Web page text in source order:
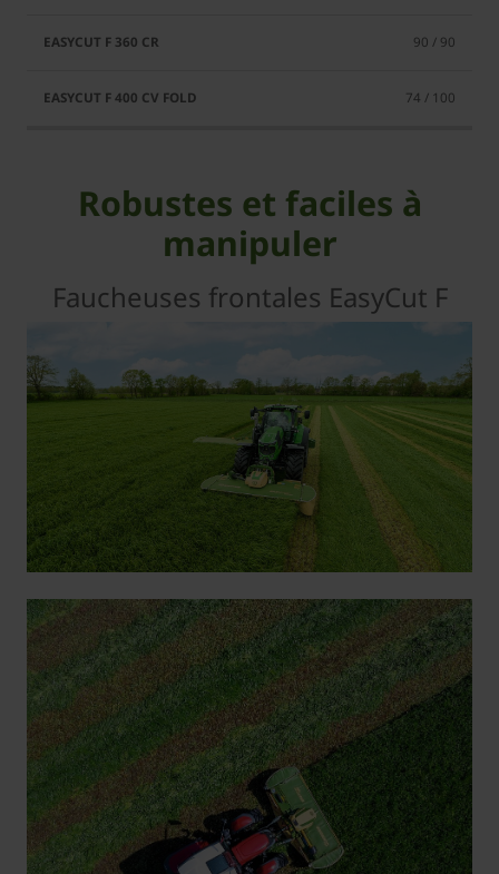
90 / 90
74 / 100
Robustes et faciles à
manipuler
Faucheuses frontales EasyCut F